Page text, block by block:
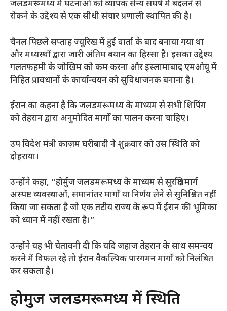
जलडमरूमध्य में घटनाओं को व्यापक सैन्य संघर्ष में बदलने से
रोकने के उद्देश्य से एक सीधी संचार प्रणाली स्थापित की है।
चैनल पिछले सप्ताह ज्यूरिख में हुई वार्ता के बाद बनाया गया था
और मध्यस्थों द्वारा जारी अंतिम बयान का हिस्सा है। इसका उद्देश्य
गलतफहमी के जोखिम को कम करना और इस्लामाबाद एमओयू में
निहित प्रावधानों के कार्यान्वयन को सुविधाजनक बनाना है।
ईरान का कहना है कि जलडमरूमध्य के माध्यम से सभी शिपिंग
को तेहरान द्वारा अनुमोदित मार्गों का पालन करना चाहिए।
उप विदेश मंत्री काज़म घरीबादी ने शुक्रवार को उस स्थिति को
दोहराया।
उन्होंने कहा, “होर्मुज जलडमरूमध्य के माध्यम से सुरक्षित मार्ग
अस्पष्ट व्यवस्थाओं, समानांतर मार्गों या निर्णय लेने से सुनिश्चित नहीं
किया जा सकता है जो एक तटीय राज्य के रूप में ईरान की भूमिका
को ध्यान में नहीं रखता है।”
उन्होंने यह भी चेतावनी दी कि यदि जहाज तेहरान के साथ समन्वय
करने में विफल रहे तो ईरान वैकल्पिक पारगमन मार्गों को निलंबित
कर सकता है।
होर्मुज जलडमरूमध्य में स्थिति